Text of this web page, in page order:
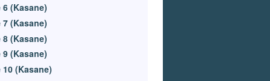
6 (Kasane)
7 (Kasane)
8 (Kasane)
9 (Kasane)
10 (Kasane)